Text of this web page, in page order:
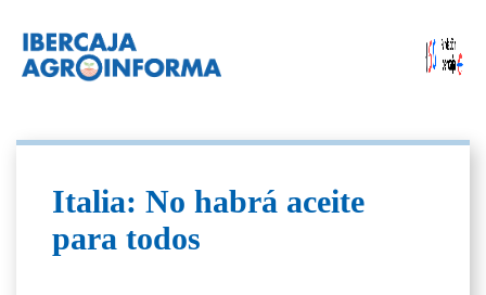
Italia: No habrá aceite
para todos